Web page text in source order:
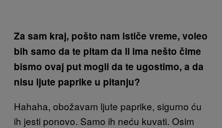
Za sam kraj, pošto nam ističe vreme, voleo
bih samo da te pitam da li ima nešto čime
bismo ovaj put mogli da te ugostimo, a da
nisu ljute paprike u pitanju?
Hahaha, obožavam ljute paprike, sigurno ću
ih jesti ponovo. Samo ih neću kuvati. Osim